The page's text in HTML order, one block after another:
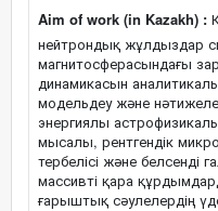
Aim of work (in Kazakh) :
нейтрондық жұлдыздар
магнитосферасындағы
динамикасын
модельдеу және
энергиялы
мысалы, рентгендік
тербелісі және белсенді
массивті қара
ғарыштық сәулелердің